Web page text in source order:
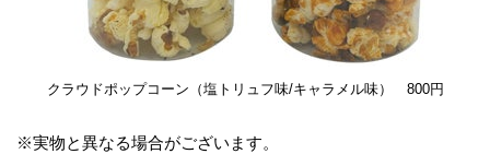
クラウドポップコーン（塩トリュフ味/キャラメル味） 800円
※実物と異なる場合がございます。